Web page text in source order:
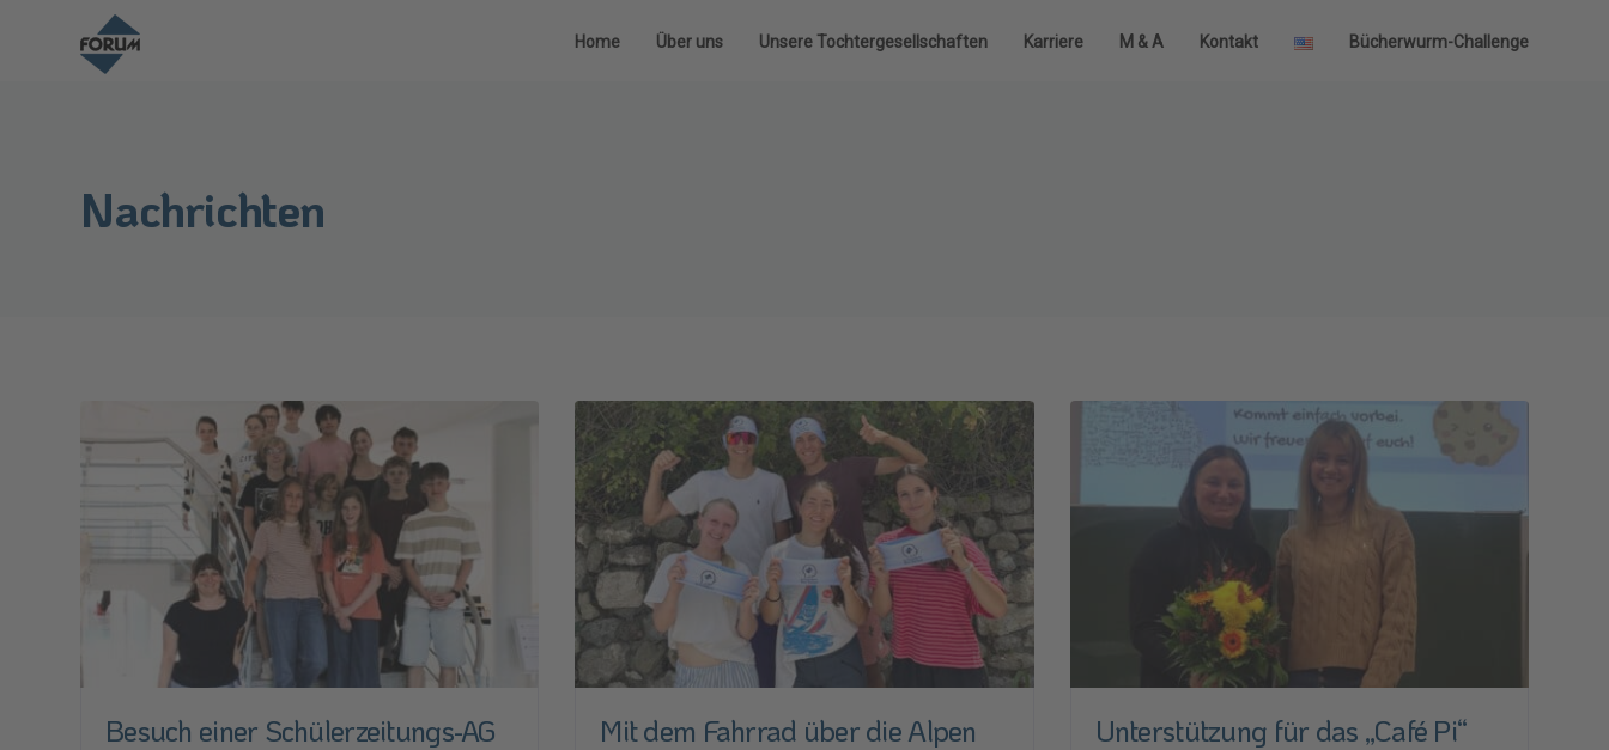
Home Über uns Unsere Tochtergesellschaften Karriere M & A Kontakt Bücherwurm-Challenge
Nachrichten
Besuch einer Schülerzeitungs-AG Mit dem Fahrrad über die Alpen Unterstützung für das „Café Pi“